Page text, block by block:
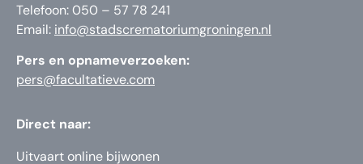
Telefoon: 050 – 57 78 241
Email: info@stadscrematoriumgroningen.nl
Pers en opnameverzoeken:
pers@facultatieve.com
Direct naar:
Uitvaart online bijwonen